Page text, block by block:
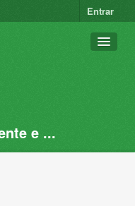
Entrar
e ...